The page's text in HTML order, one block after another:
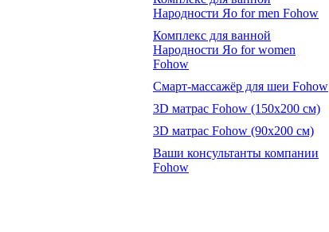
Народности Яо for men Fohow
Комплекс для ванной
Народности Яо for women
Fohow
Смарт-массажёр для шеи Fohow
3D матрас Fohow (150x200 см)
3D матрас Fohow (90x200 см)
Ваши консультанты компании
Fohow